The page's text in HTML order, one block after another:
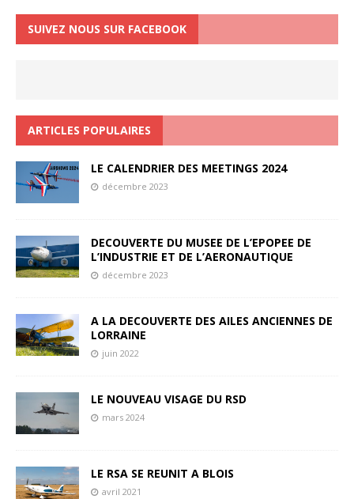
SUIVEZ NOUS SUR FACEBOOK
ARTICLES POPULAIRES
LE CALENDRIER DES MEETINGS 2024
décembre 2023
DECOUVERTE DU MUSEE DE L’EPOPEE DE
L’INDUSTRIE ET DE L’AERONAUTIQUE
décembre 2023
A LA DECOUVERTE DES AILES ANCIENNES DE
LORRAINE
juin 2022
LE NOUVEAU VISAGE DU RSD
mars 2024
LE RSA SE REUNIT A BLOIS
avril 2021